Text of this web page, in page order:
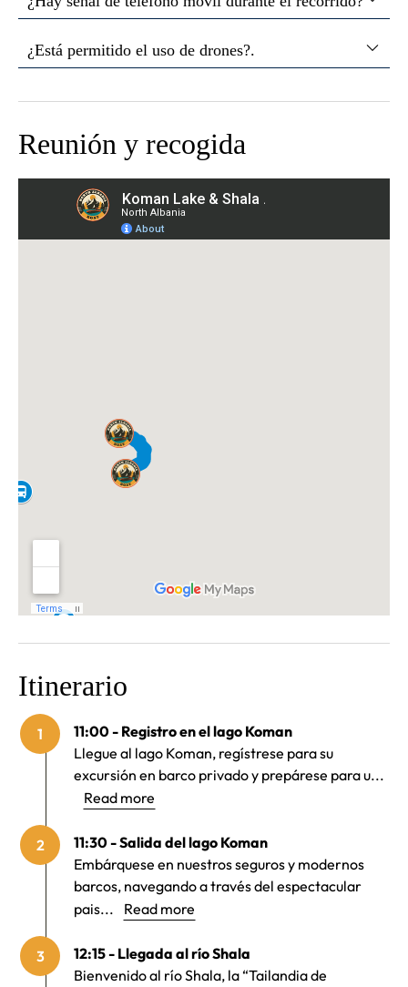
¿Está permitido el uso de drones?.
Reunión y recogida
Itinerario
1
11:00 - Registro en el lago Koman
Llegue al lago Koman, regístrese para su
excursión en barco privado y prepárese para u...
Read more
2
11:30 - Salida del lago Koman
Embárquese en nuestros seguros y modernos
barcos, navegando a través del espectacular
pais...
Read more
3
12:15 - Llegada al río Shala
Bienvenido al río Shala, la “Tailandia de